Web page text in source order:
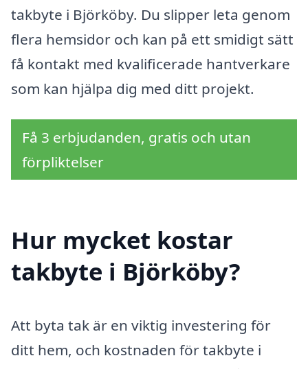
takbyte i Björköby. Du slipper leta genom
flera hemsidor och kan på ett smidigt sätt
få kontakt med kvalificerade hantverkare
som kan hjälpa dig med ditt projekt.
Få 3 erbjudanden, gratis och utan
förpliktelser
Hur mycket kostar
takbyte i Björköby?
Att byta tak är en viktig investering för
ditt hem, och kostnaden för takbyte i